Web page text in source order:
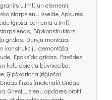
u.tml.) un elementi,
starpsienu izveide, Apkures
(ģipša, cementa u.tml.),
Būvkonstruktors,
grīdas, Durvju montāža,
konstrukciju demontāža,
Epoksīda grīdas, Fasādes
lielu objektu būvniecība,
Ģipškartona (riģipša)
flīzes (materiāli), Grīdas
Griestu, sienu apdares profili